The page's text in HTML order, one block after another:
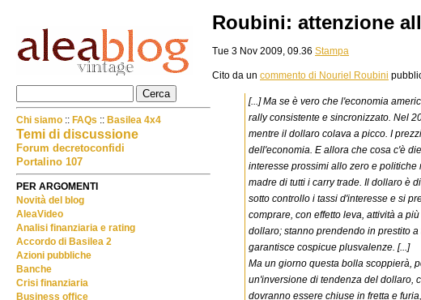
Roubini: attenzione
Tue 3 Nov 2009, 09.36 Stampa
Cito da un commento di Nouriel Roubini
[...] Ma se è vero che l'economia
rally consistente e sincronizzato. Nel
mentre il dollaro colava a picco. I
dell'economia. E allora che cosa c'è
interesse prossimi allo zero e
madre di tutti i carry trade. Il dollaro è
sotto controllo i tassi d'interesse e si
comprare, con effetto leva, attività a
dollaro; stanno prendendo in prestito
garantisce cospicue plusvalenze. [...]
Ma un giorno questa bolla scoppierà,
un'inversione di tendenza del dollaro,
dovranno essere chiuse in fretta e
Chi siamo :: FAQs :: Basilea 4x4
Temi di discussione
Forum decretoconfidi
Portalino 107
PER ARGOMENTI
Novità del blog
AleaVideo
Analisi finanziaria e rating
Accordo di Basilea 2
Azioni pubbliche
Banche
Crisi finanziaria
Business office